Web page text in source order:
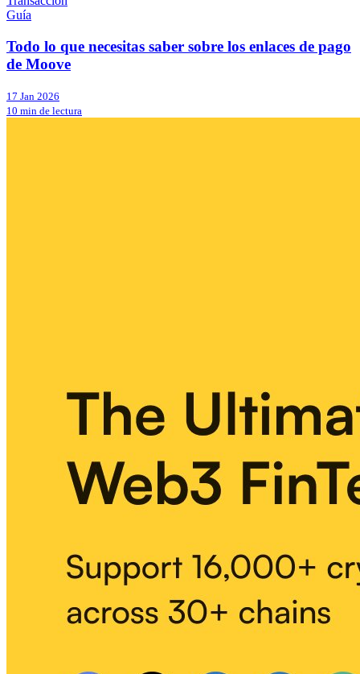
Guía
Todo lo que necesitas saber sobre los enlaces de pago
de Moove
17 Jan 2026
10 min de lectura